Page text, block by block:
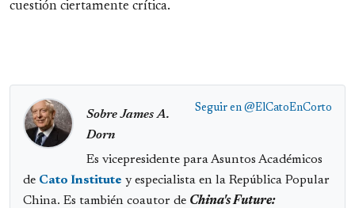
cuestión ciertamente crítica.
Seguir en @ElCatoEnCorto
Sobre James A.
Dorn
Es vicepresidente para Asuntos Académicos
de Cato Institute y especialista en la República Popular
China. Es también coautor de China's Future: